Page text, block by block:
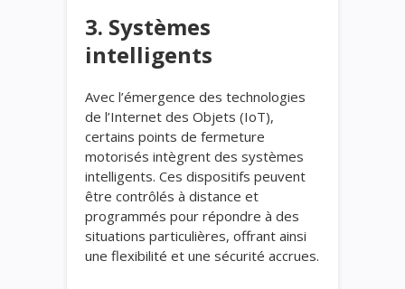
3. Systèmes
intelligents
Avec l’émergence des technologies
de l’Internet des Objets (IoT),
certains points de fermeture
motorisés intègrent des systèmes
intelligents. Ces dispositifs peuvent
être contrôlés à distance et
programmés pour répondre à des
situations particulières, offrant ainsi
une flexibilité et une sécurité accrues.